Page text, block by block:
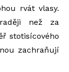
rvát vlasy.
než za
stotisícového
zachraňují